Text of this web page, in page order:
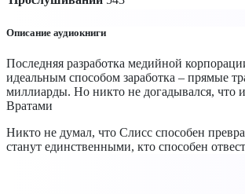
Описание аудиокниги
Последняя разработка медийной
идеальным способом заработка – прямые
миллиарды. Но никто не догадывался, что
Вратами
Никто не думал, что Слисс способен
станут единственными, кто способен